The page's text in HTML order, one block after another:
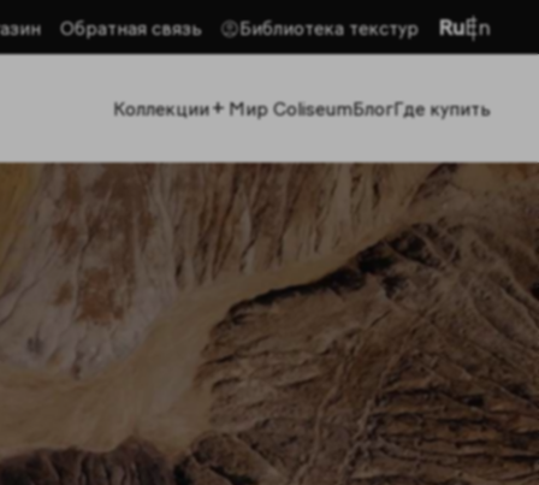
Обратная связь Библиотека текстур RuEn
Коллекции+ Мир ColiseumБлогГде купить